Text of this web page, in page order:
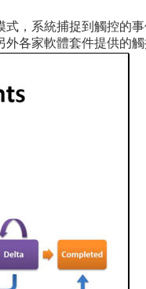
，系統捕捉到觸控的
各家軟體套件提供的